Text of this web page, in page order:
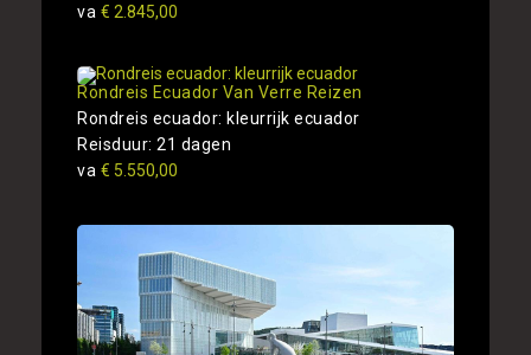
va € 2.845,00
Rondreis Ecuador Van Verre Reizen
Rondreis ecuador: kleurrijk ecuador
Reisduur: 21 dagen
va € 5.550,00